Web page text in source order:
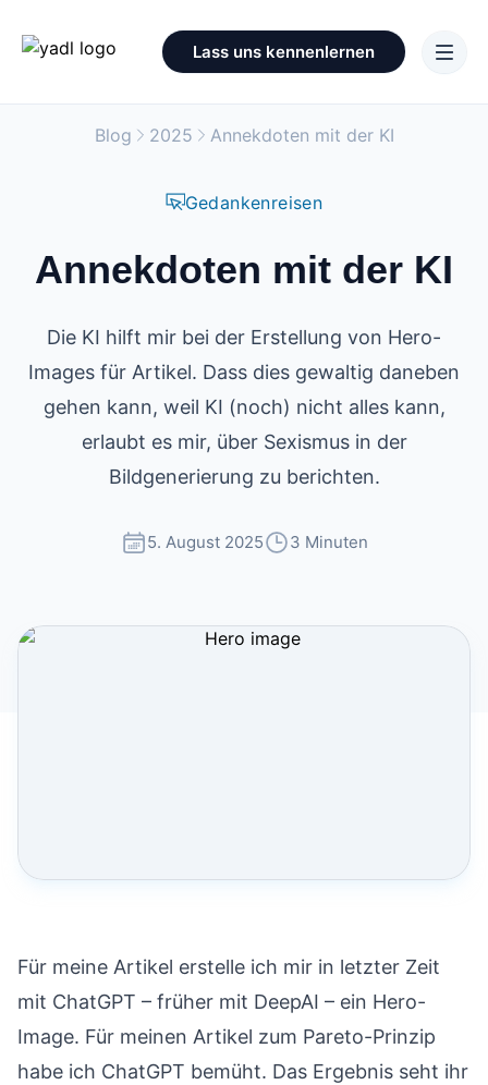
Lass uns kennenlernen
Blog 2025 Annekdoten mit der KI
Gedankenreisen
Annekdoten mit der KI
Die KI hilft mir bei der Erstellung von Hero-
Images für Artikel. Dass dies gewaltig daneben
gehen kann, weil KI (noch) nicht alles kann,
erlaubt es mir, über Sexismus in der
Bildgenerierung zu berichten.
5. August 2025 3 Minuten
Für meine Artikel erstelle ich mir in letzter Zeit
mit ChatGPT – früher mit DeepAI – ein Hero-
Image. Für meinen Artikel zum Pareto-Prinzip
habe ich ChatGPT bemüht. Das Ergebnis seht ihr